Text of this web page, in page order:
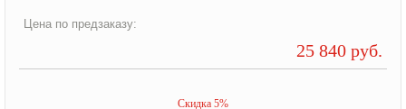
Цена по предзаказу:
25 840 руб.
Скидка 5%